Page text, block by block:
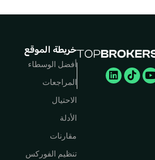
Youtube
Tiktok
Linkedin
خريطة الموقع
أفضل الوسطاء
المراجعات
الاحتيال
الأدلة
مقارنات
تنظيم الفوركس